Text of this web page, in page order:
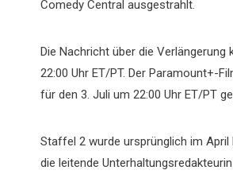
Comedy Central ausgestrahlt.
Die Nachricht über die
22:00 Uhr ET/PT. Der Paramount+-
für den 3. Juli um 22:00 Uhr ET/PT
Staffel 2 wurde ursprünglich im
die leitende